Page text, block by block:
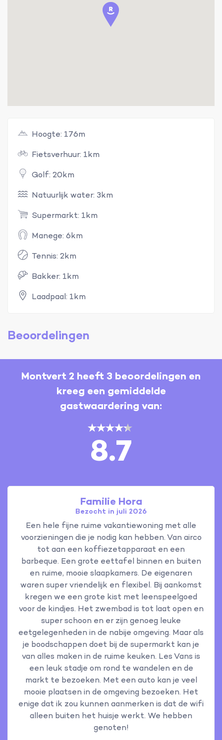
Hoogte: 176m
Fietsverhuur: 1km
Golf: 20km
Natuurlijk water: 3km
Supermarkt: 1km
Manege: 6km
Tennis: 2km
Bakker: 1km
Laadpaal: 1km
Beoordelingen
Montvert 2 heeft 3 beoordelingen en
kreeg een gemiddelde
gastwaardering van:
8.7
Familie Hora
Bezocht in juli 2026
Een hele fijne ruime vakantiewoning met alle
voorzieningen die je nodig kan hebben. Van airco
tot aan een koffiezetapparaat en een
barbeque. Een grote eettafel binnen en buiten
en ruime, mooie slaapkamers. De eigenaren
waren super vriendelijk en flexibel. Bij aankomst
kregen we een grote kist met leenspeelgoed
voor de kindjes. Het zwembad is tot laat open en
super schoon en er zijn genoeg leuke
eetgelegenheden in de nabije omgeving. Maar als
je boodschappen doet bij de supermarkt kan je
van alles maken in de ruime keuken. Les Vans is
een leuk stadje om rond te wandelen en de
markt te bezoeken. Met een auto kan je veel
mooie plaatsen in de omgeving bezoeken. Het
enige dat ik zou kunnen aanmerken is dat de wifi
alleen buiten het huisje werkt. We hebben
genoten!